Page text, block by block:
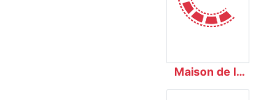
Maison de la
Francophonie